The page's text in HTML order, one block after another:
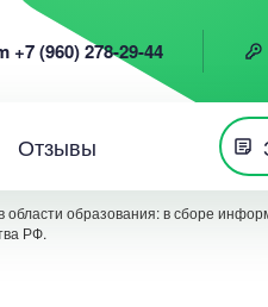
+7 (960) 278-29-44
Отзывы
образования: в сборе
РФ.